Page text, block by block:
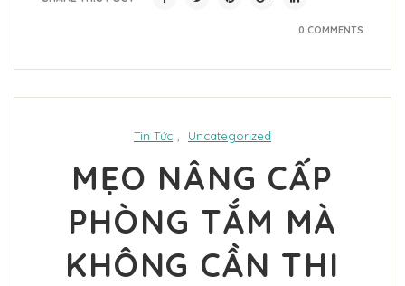
0 COMMENTS
Tin Tức Uncategorized
MẸO NÂNG CẤP
PHÒNG TẮM MÀ
KHÔNG CẦN THI